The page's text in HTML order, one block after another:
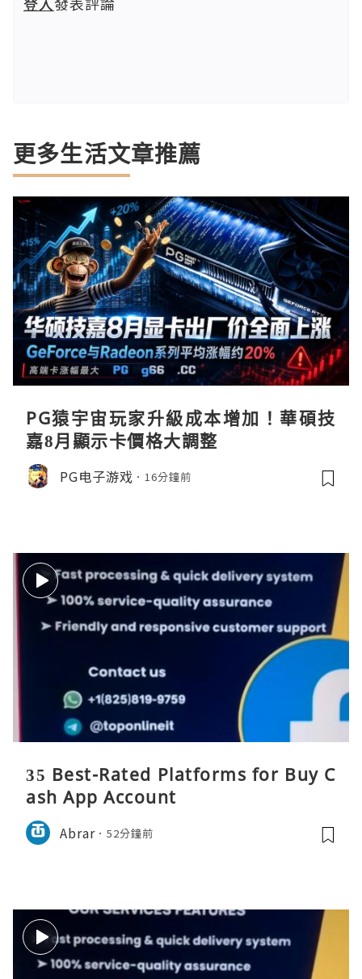
更多生活文章推薦
PG猿宇宙玩家升級成本增加！華碩技
嘉8月顯示卡價格大調整
PG电子游戏 16分鐘前
35 Best-Rated Platforms for Buy C
ash App Account
Abrar 52分鐘前